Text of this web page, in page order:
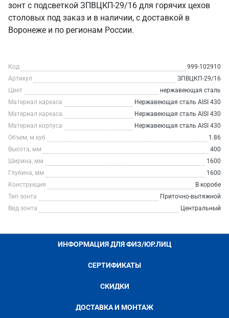
зонт с подсветкой ЗПВЦКП-29/16 для горячих цехов
столовых под заказ и в наличии, с доставкой в
Воронеже и по регионам России.
Код
999-102910
Артикул
ЗПВЦКП-29/16
Цвет
нержавеющая сталь
Материал каркаса
Нержавеющая сталь AISI 430
Материал каркаса
Нержавеющая сталь AISI 430
Материал корпуса
Нержавеющая сталь AISI 430
Объем, м.куб
1.86
Высота, мм
400
Ширина, мм
1600
Глубина, мм
1600
Конструкция
В коробе
Тип зонта
Приточно-вытяжной
Вид зонта
Центральный
ИНФОРМАЦИЯ ДЛЯ ФИЗ/ЮР.ЛИЦ
СЕРТИФИКАТЫ
СКИДКИ
ДОСТАВКА И МОНТАЖ